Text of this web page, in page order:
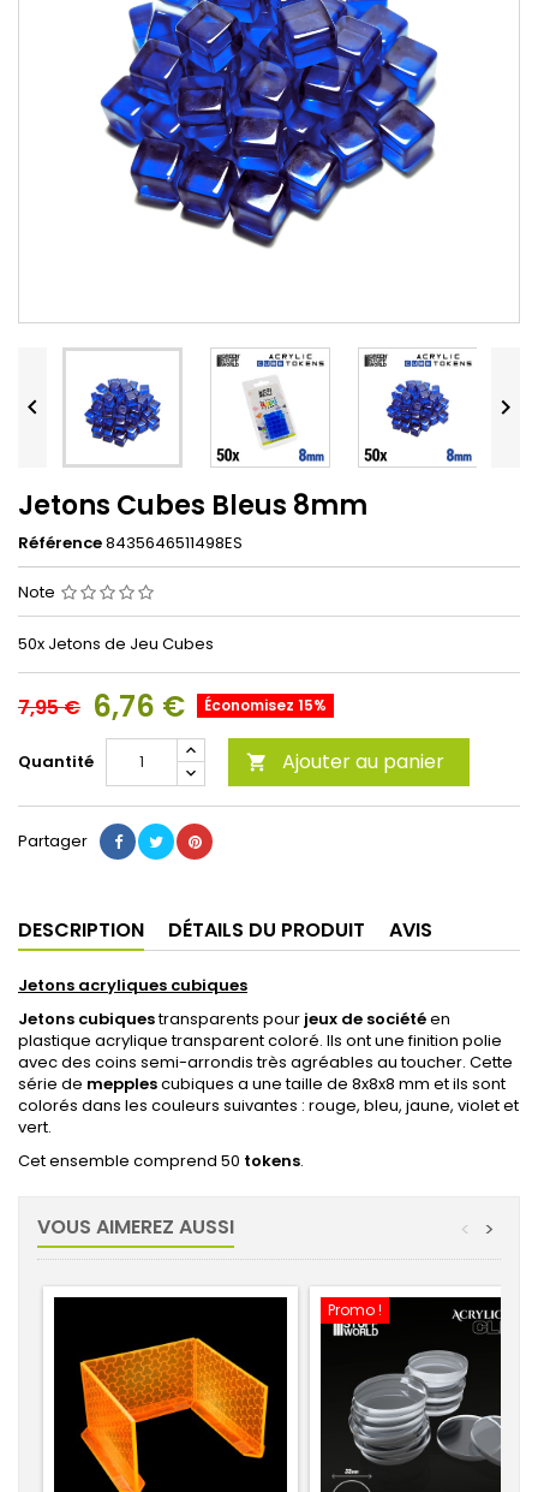
 
Jetons Cubes Bleus 8mm
Référence8435646511498ES
Note
50x Jetons de Jeu Cubes
7,95 € 6,76 € Économisez 15%
Quantité  Ajouter au panier
Partager
DESCRIPTION DÉTAILS DU PRODUIT AVIS
Jetons acryliques cubiques
Jetons cubiquestransparents pour jeux de sociétéen
plastique acrylique transparent coloré. Ils ont une finition polie
avec des coins semi-arrondis très agréables au toucher. Cette
série de mepplescubiques a une taille de 8x8x8 mm et ils sont
colorés dans les couleurs suivantes : rouge, bleu, jaune, violet et
vert.
Cet ensemble comprend 50 tokens.
VOUS AIMEREZ AUSSI >
<
Promo !